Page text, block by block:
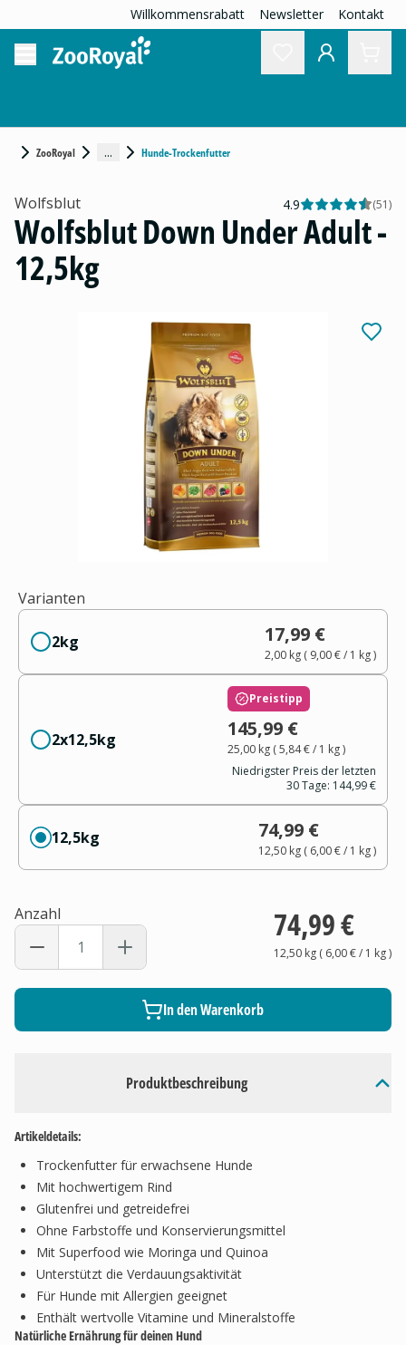
Willkommensrabatt Newsletter Kontakt
ZooRoyal ... Hunde-Trockenfutter
Produktbeschreibung
Artikeldetails:
Trockenfutter für erwachsene Hunde
Mit hochwertigem Rind
Glutenfrei und getreidefrei
Ohne Farbstoffe und Konservierungsmittel
Mit Superfood wie Moringa und Quinoa
Unterstützt die Verdauungsaktivität
Für Hunde mit Allergien geeignet
Enthält wertvolle Vitamine und Mineralstoffe
Natürliche Ernährung für deinen Hund
Wolfsblut 4.9 (51)
Wolfsblut Down Under Adult -
12,5kg
Varianten
2kg 17,99 €
2,00 kg( 9,00 €/ 1 kg)
2x12,5kg
Preistipp
145,99 €
25,00 kg(5,84 €/ 1 kg)
Niedrigster Preis der letzten
30 Tage: 144,99 €
12,5kg 74,99 €
12,50 kg( 6,00 €/ 1 kg)
Anzahl 74,99 €
12,50 kg( 6,00 €/ 1 kg)
In den Warenkorb